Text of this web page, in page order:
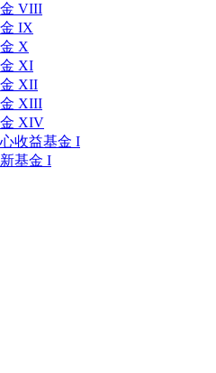
VIII
IX
X
XI
XII
XIII
XIV
收益基金 I
基金 I